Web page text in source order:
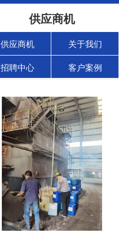
供应商机
供应商机 关于我们
招聘中心 客户案例